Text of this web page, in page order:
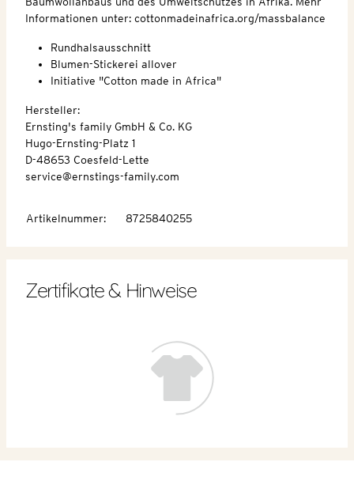
Informationen unter: cottonmadeinafrica.org/massbalance
Rundhalsausschnitt
Blumen-Stickerei allover
Initiative "Cotton made in Africa"
Hersteller:
Ernsting's family GmbH & Co. KG
Hugo-Ernsting-Platz 1
D-48653 Coesfeld-Lette
service@ernstings-family.com
Artikelnummer: 8725840255
Zertifikate & Hinweise